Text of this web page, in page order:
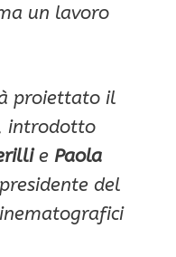
un lavoro
proiettato il
introdotto
e Paola
del